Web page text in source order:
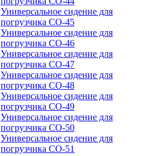
Универсальное сидение для
погрузчика CO-45
Универсальное сидение для
погрузчика CO-46
Универсальное сидение для
погрузчика CO-47
Универсальное сидение для
погрузчика CO-48
Универсальное сидение для
погрузчика CO-49
Универсальное сидение для
погрузчика CO-50
Универсальное сидение для
погрузчика CO-51